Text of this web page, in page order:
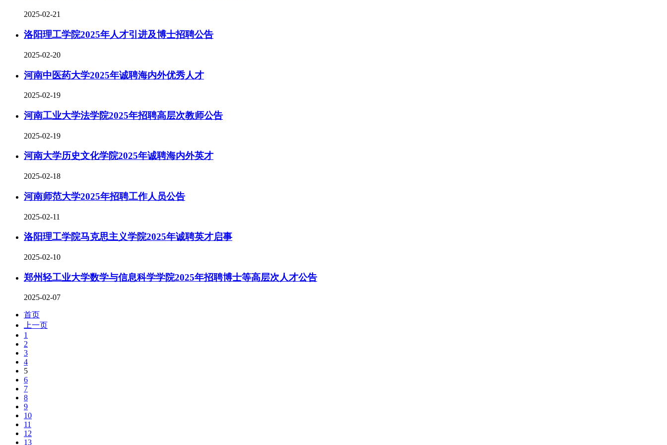
2025-02-21
洛阳理工学院2025年人才引进及博士招聘公告
2025-02-20
河南中医药大学2025年诚聘海内外优秀人才
2025-02-19
河南工业大学法学院2025年招聘高层次教师公告
2025-02-19
河南大学历史文化学院2025年诚聘海内外英才
2025-02-18
河南师范大学2025年招聘工作人员公告
2025-02-11
洛阳理工学院马克思主义学院2025年诚聘英才启事
2025-02-10
郑州轻工业大学数学与信息科学学院2025年招聘博士等高层次人才公告
2025-02-07
首页
上一页
1
2
3
4
5
6
7
8
9
10
11
12
13